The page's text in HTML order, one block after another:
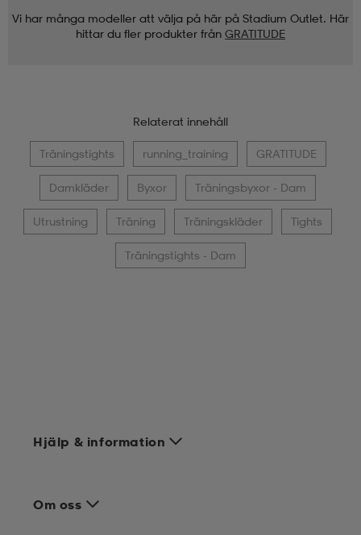
Vi har många modeller att välja på här på Stadium Outlet. Här
hittar du fler produkter från GRATITUDE
Relaterat innehåll
Träningstights running_training GRATITUDE
Damkläder Byxor Träningsbyxor - Dam
Utrustning Träning Träningskläder Tights
Träningstights - Dam
Hjälp & information
Om oss